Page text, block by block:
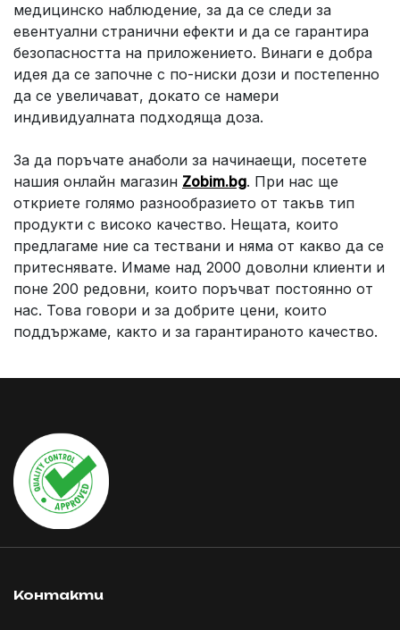
медицинско наблюдение, за да се следи за
евентуални странични ефекти и да се гарантира
безопасността на приложението. Винаги е добра
идея да се започне с по-ниски дози и постепенно
да се увеличават, докато се намери
индивидуалната подходяща доза.
За да поръчате анаболи за начинаещи, посетете
нашия онлайн магазин Zobim.bg. При нас ще
откриете голямо разнообразието от такъв тип
продукти с високо качество. Нещата, които
предлагаме ние са тествани и няма от какво да се
притеснявате. Имаме над 2000 доволни клиенти и
поне 200 редовни, които поръчват постоянно от
нас. Това говори и за добрите цени, които
поддържаме, както и за гарантираното качество.
Контакти